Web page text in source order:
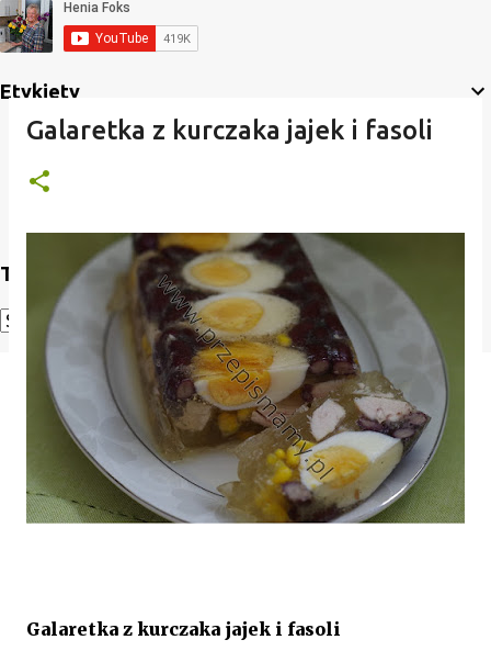
Etykiety
Translate
Powered by Translate
Galaretka z kurczaka jajek i fasoli
Galaretka z kurczaka jajek i fasoli